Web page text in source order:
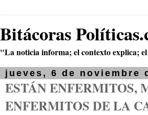
Bitácoras
"La noticia informa; el contexto explica;
jueves, 6 de noviembre
ESTÁN ENFERMITOS,
ENFERMITOS DE LA